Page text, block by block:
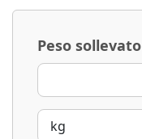
Peso sollevato